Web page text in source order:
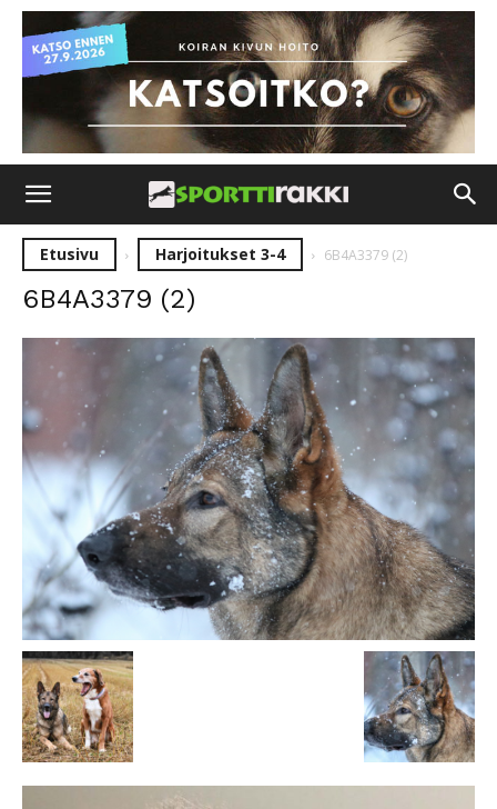
Etusivu Harjoitukset 3-4 6B4A3379 (2)
6B4A3379 (2)